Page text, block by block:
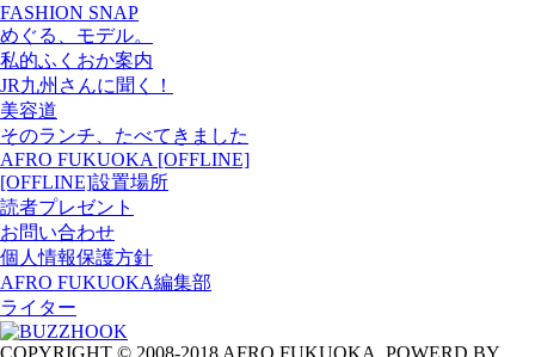
FASHION SNAP
めぐる、モデル。
私的ふくおか案内
JR九州さんに聞く！
美容道
そのランチ、たべてきました
AFRO FUKUOKA [OFFLINE]
[OFFLINE]設置場所
読者プレゼント
お問い合わせ
個人情報保護方針
AFRO FUKUOKA編集部
ライター
COPYRIGHT © 2008-2018 AFRO FUKUOKA. POWERD BY